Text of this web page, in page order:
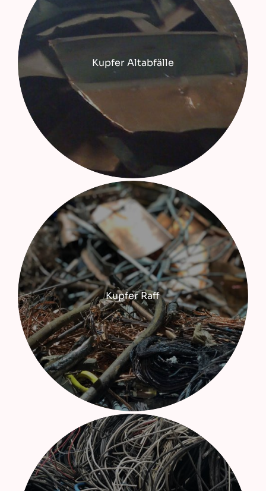
Kupfer Altabfälle
Kupfer Raff